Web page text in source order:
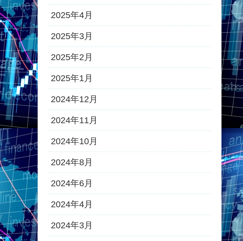
2025年4月
2025年3月
2025年2月
2025年1月
2024年12月
2024年11月
2024年10月
2024年8月
2024年6月
2024年4月
2024年3月